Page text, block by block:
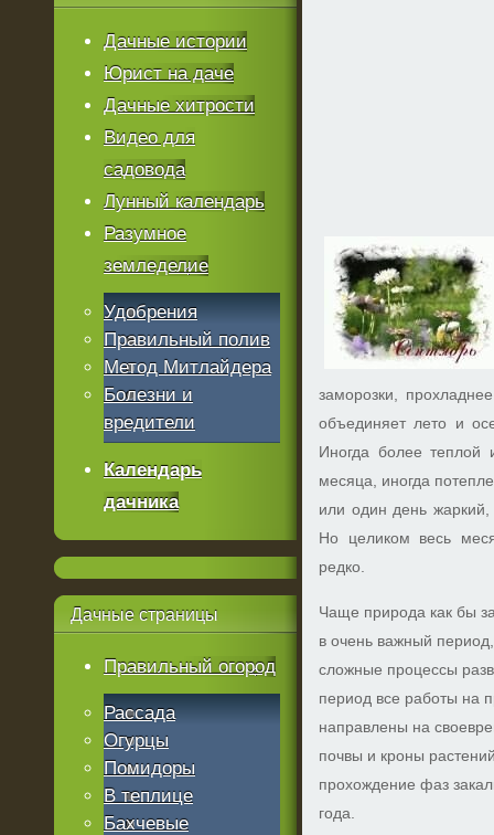
заморозки,
объединяет лето и
Иногда более теплой
месяца, иногда
или один день
Но целиком весь
редко.
Чаще природа как бы
в очень важный период,
сложные процессы
период все работы на
направлены на
почвы и кроны
прохождение фаз
года.
Дачные истории
Юрист на даче
Дачные хитрости
Видео для
садовода
Лунный календарь
Разумное
земледелие
Удобрения
Правильный полив
Метод Митлайдера
Болезни и
вредители
Календарь
дачника
Дачные страницы
Правильный огород
Рассада
Огурцы
Помидоры
В теплице
Бахчевые